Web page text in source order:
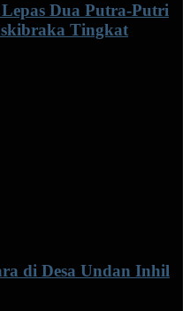
Dua Putra-Putri
Tingkat
di Desa Undan Inhil